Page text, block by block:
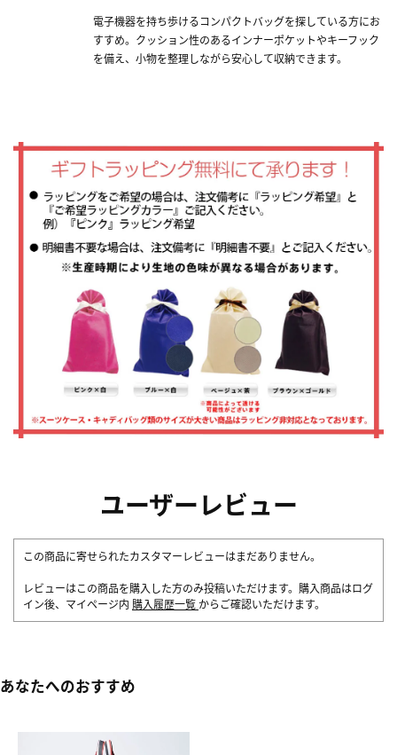
電子機器を持ち歩けるコンパクトバッグを探している方にお
すすめ。クッション性のあるインナーポケットやキーフック
を備え、小物を整理しながら安心して収納できます。
ユーザーレビュー
この商品に寄せられたカスタマーレビューはまだありません。
レビューはこの商品を購入した方のみ投稿いただけます。購入商品はログ
イン後、マイページ内 購入履歴一覧 からご確認いただけます。
あなたへのおすすめ